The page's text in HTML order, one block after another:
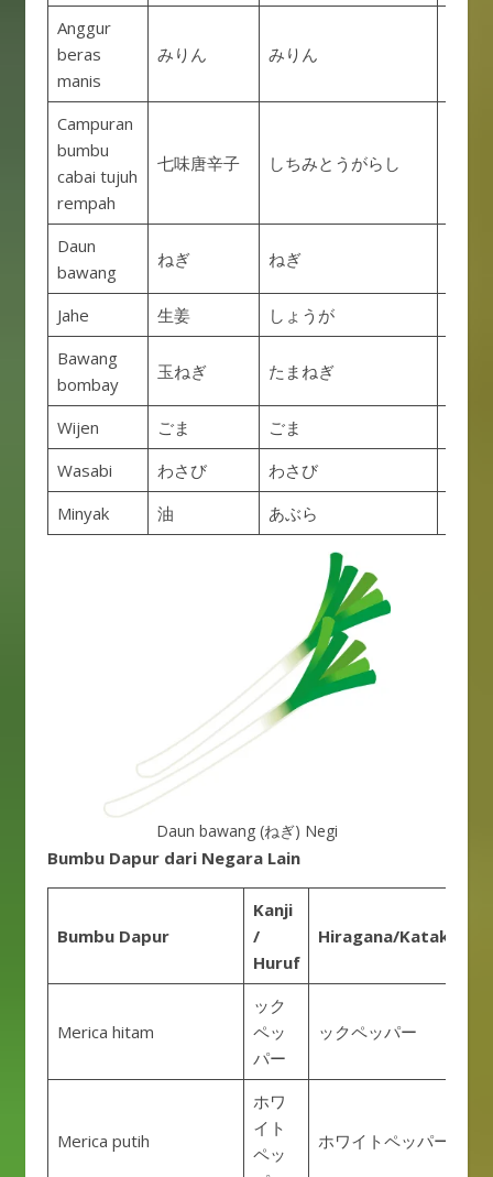
Anggur
beras
manis
みりん みりん
Campuran
bumbu
cabai tujuh
rempah
七味唐辛子 しちみとうがらし
Daun
bawang
ねぎ ねぎ
Jahe 生姜 しょうが
Bawang
bombay
玉ねぎ たまねぎ
Wijen ごま ごま
Wasabi
わさび わさび
Minyak
油 あぶら
Daun bawang (ねぎ) Negi
Bumbu Dapur dari Negara Lain
Bumbu Dapur
Kanji
/
Huruf
Hiragana/Katakana
Merica hitam
ック
ペッ
パー
ックペッパー
Merica putih
ホワ
イト
ペッ
ホワイトペッパー